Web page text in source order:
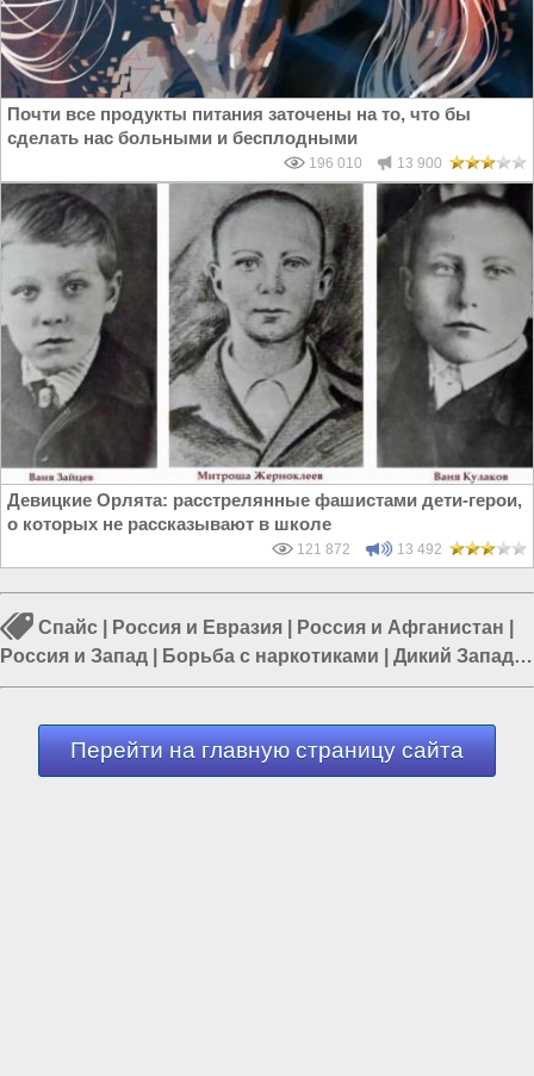
Почти все продукты питания заточены на то, что бы
сделать нас больными и бесплодными
196 010 13 900
Девицкие Орлята: расстрелянные фашистами дети-герои,
о которых не рассказывают в школе
121 872 13 492
Спайс Россия и Евразия Россия и Афганистан
Россия и Запад
Борьба с наркотиками Дикий Запад|
Россия и США
Перейти на главную страницу сайта